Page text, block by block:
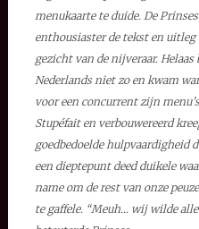
menukaarte te duide. De
enthousiaster de tekst en
gezicht van de nijveraar.
Nederlands niet zo en kwam
voor een concurrent zijn
Stupéfait en verbouwereerd
goedbedoelde hulpvaardigheid
een dieptepunt deed duikele
name om de rest van onze
te gaffele. “Meuh… wij wilde